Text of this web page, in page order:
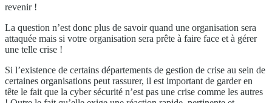
revenir !
La question n’est donc plus de savoir quand une organisation sera
attaquée mais si votre organisation sera prête à faire face et à gérer
une telle crise !
Si l’existence de certains départements de gestion de crise au sein de
certaines organisations peut rassurer, il est important de garder en
tête le fait que la cyber sécurité n’est pas une crise comme les autres